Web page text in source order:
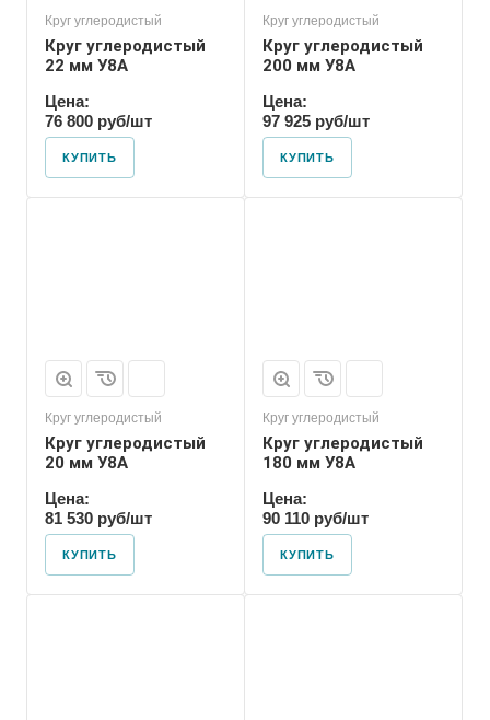
Круг углеродистый
Круг углеродистый
22 мм У8А
Цена:
76 800 руб/шт
КУПИТЬ
Круг углеродистый
Круг углеродистый
200 мм У8А
Цена:
97 925 руб/шт
КУПИТЬ
Круг углеродистый
Круг углеродистый
20 мм У8А
Цена:
81 530 руб/шт
КУПИТЬ
Круг углеродистый
Круг углеродистый
180 мм У8А
Цена:
90 110 руб/шт
КУПИТЬ